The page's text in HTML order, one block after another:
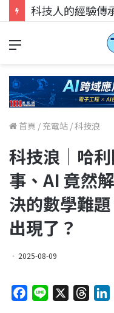
首頁 / 充電站 /科技浪
科技浪｜哈
事、AI 竟然
決的數學難
出現了？
2025-08-09